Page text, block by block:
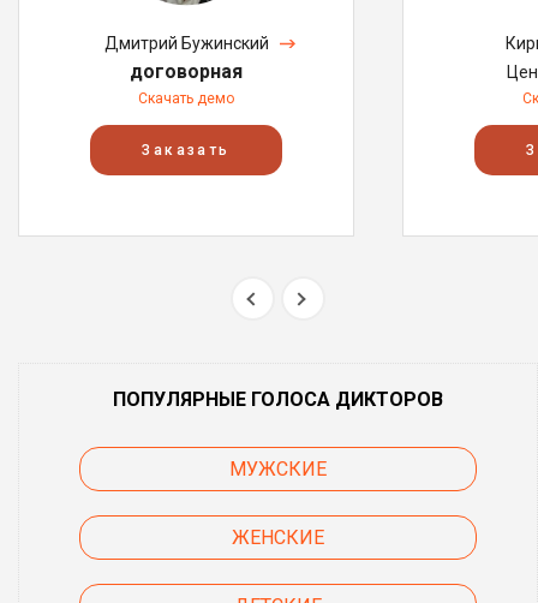
Дмитрий Бужинский
договорная
Скачать демо
Заказать
ПОПУЛЯРНЫЕ ГОЛОСА ДИКТОРОВ
МУЖСКИЕ
ЖЕНСКИЕ